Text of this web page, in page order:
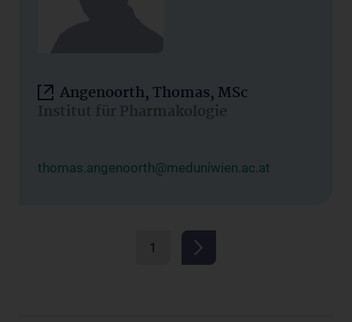
Angenoorth, Thomas, MSc
Institut für Pharmakologie
thomas.angenoorth@meduniwien.ac.at
1